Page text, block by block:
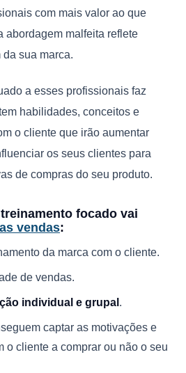
com mais valor ao que
abordagem malfeita reflete
sua marca.
a esses profissionais faz
habilidades, conceitos e
o cliente que irão aumentar
os seus clientes para
de compras do seu produto.
focado vai
vendas:
da marca com o cliente.
de vendas.
individual e grupal .
captar as motivações e
o cliente a comprar ou não o seu